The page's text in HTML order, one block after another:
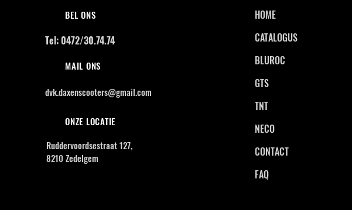
BEL ONS
Tel: 0472/30.74.74
MAIL ONS
dvk.daxenscooters@gmail.com
ONZE LOCATIE
Ruddervoordsestraat 127,
8210 Zedelgem
HOME
CATALOGUS
BLUROC
GTS
TNT
NECO
CONTACT
FAQ